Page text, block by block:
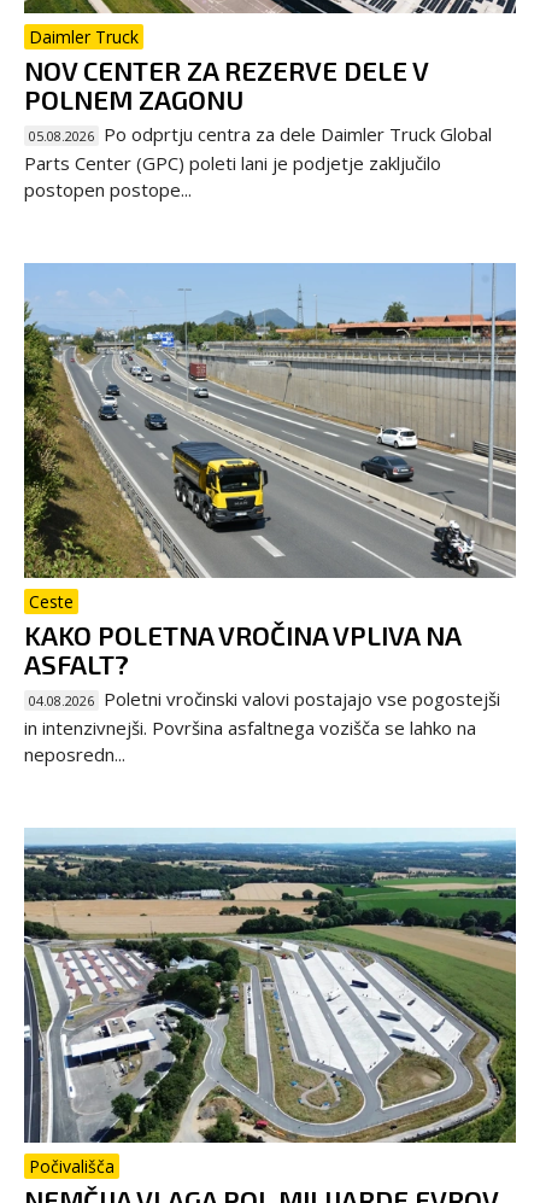
Daimler Truck
NOV CENTER ZA REZERVE DELE V
POLNEM ZAGONU
05.08.2026 Po odprtju centra za dele Daimler Truck Global
Parts Center (GPC) poleti lani je podjetje zaključilo
postopen postope...
Ceste
KAKO POLETNA VROČINA VPLIVA NA
ASFALT?
04.08.2026 Poletni vročinski valovi postajajo vse pogostejši
in intenzivnejši. Površina asfaltnega vozišča se lahko na
neposredn...
Počivališča